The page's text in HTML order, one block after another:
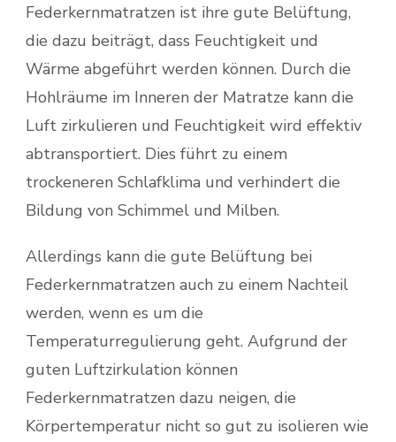
Federkernmatratzen ist ihre gute Belüftung,
die dazu beiträgt, dass Feuchtigkeit und
Wärme abgeführt werden können. Durch die
Hohlräume im Inneren der Matratze kann die
Luft zirkulieren und Feuchtigkeit wird effektiv
abtransportiert. Dies führt zu einem
trockeneren Schlafklima und verhindert die
Bildung von Schimmel und Milben.
Allerdings kann die gute Belüftung bei
Federkernmatratzen auch zu einem Nachteil
werden, wenn es um die
Temperaturregulierung geht. Aufgrund der
guten Luftzirkulation können
Federkernmatratzen dazu neigen, die
Körpertemperatur nicht so gut zu isolieren wie